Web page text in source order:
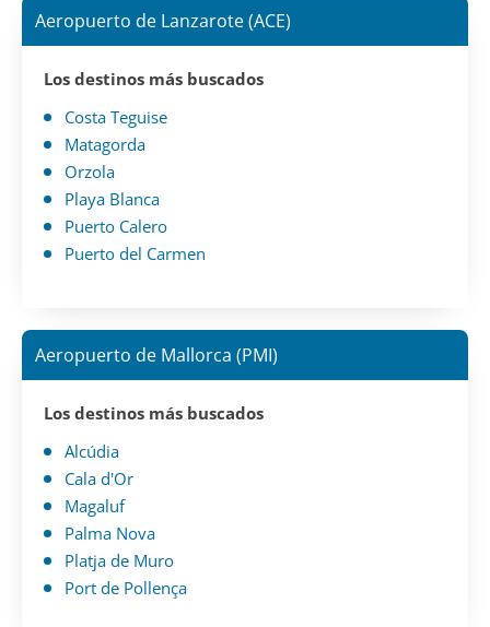
Aeropuerto de Lanzarote (ACE)
Los destinos más buscados
Costa Teguise
Matagorda
Orzola
Playa Blanca
Puerto Calero
Puerto del Carmen
Aeropuerto de Mallorca (PMI)
Los destinos más buscados
Alcúdia
Cala d'Or
Magaluf
Palma Nova
Platja de Muro
Port de Pollença